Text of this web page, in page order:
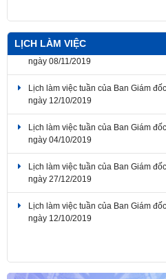
LỊCH LÀM VIỆC
Lịch làm việc tuần của Ban Giám
ngày 08/11/2019
Lịch làm việc tuần của Ban Giám
ngày 12/10/2019
Lịch làm việc tuần của Ban Giám
ngày 04/10/2019
Lịch làm việc tuần của Ban Giám
ngày 27/12/2019
Lịch làm việc tuần của Ban Giám
ngày 12/10/2019